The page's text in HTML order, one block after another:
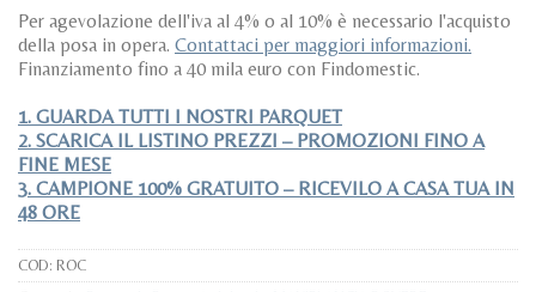
Per agevolazione dell'iva al 4% o al 10% è necessario l'acquisto
della posa in opera. Contattaci per maggiori informazioni.
Finanziamento fino a 40 mila euro con Findomestic.
1. GUARDA TUTTI I NOSTRI PARQUET
2. SCARICA IL LISTINO PREZZI – PROMOZIONI FINO A
FINE MESE
3. CAMPIONE 100% GRATUITO – RICEVILO A CASA TUA IN
48 ORE
COD: ROC